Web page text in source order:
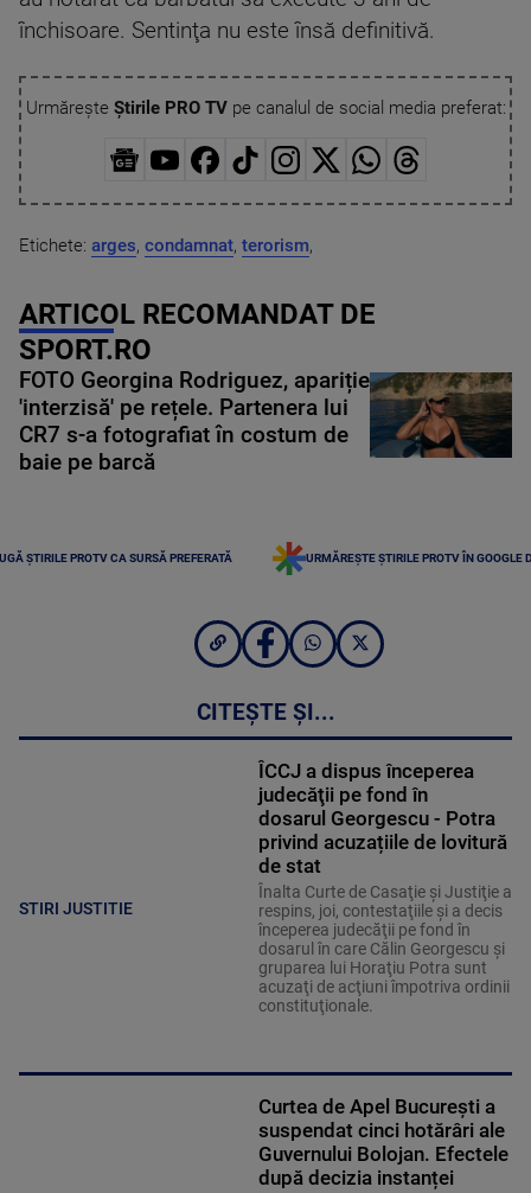
închisoare. Sentinţa nu este însă definitivă.
Urmărește Știrile PRO TVpe canalul de social media preferat:
Etichete: arges, condamnat, terorism,
ARTICOL RECOMANDAT DE
SPORT.RO
FOTO Georgina Rodriguez, apariție
'interzisă' pe rețele. Partenera lui
CR7 s-a fotografiat în costum de
baie pe barcă
ȘTIRILE PROTV CA SURSĂ PREFERATĂ URMĂREȘTE ȘTIRILE PROTV ÎN GOOGLE
CITEȘTE ȘI...
STIRI JUSTITIE
ÎCCJ a dispus începerea
judecăţii pe fond în
dosarul Georgescu - Potra
privind acuzațiile de lovitură
de stat
Înalta Curte de Casaţie şi Justiţie a
respins, joi, contestaţiile şi a decis
începerea judecăţii pe fond în
dosarul în care Călin Georgescu şi
gruparea lui Horaţiu Potra sunt
acuzaţi de acţiuni împotriva ordinii
constituţionale.
Curtea de Apel București a
suspendat cinci hotărâri ale
Guvernului Bolojan. Efectele
după decizia instanței